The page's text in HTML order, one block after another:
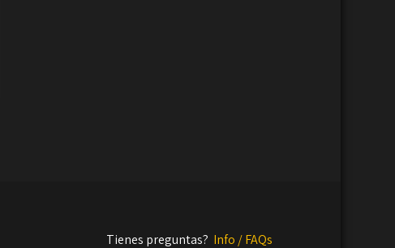
Tienes preguntas? Info / FAQs